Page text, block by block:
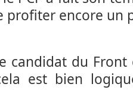
profiter encore un
candidat du Front
est bien